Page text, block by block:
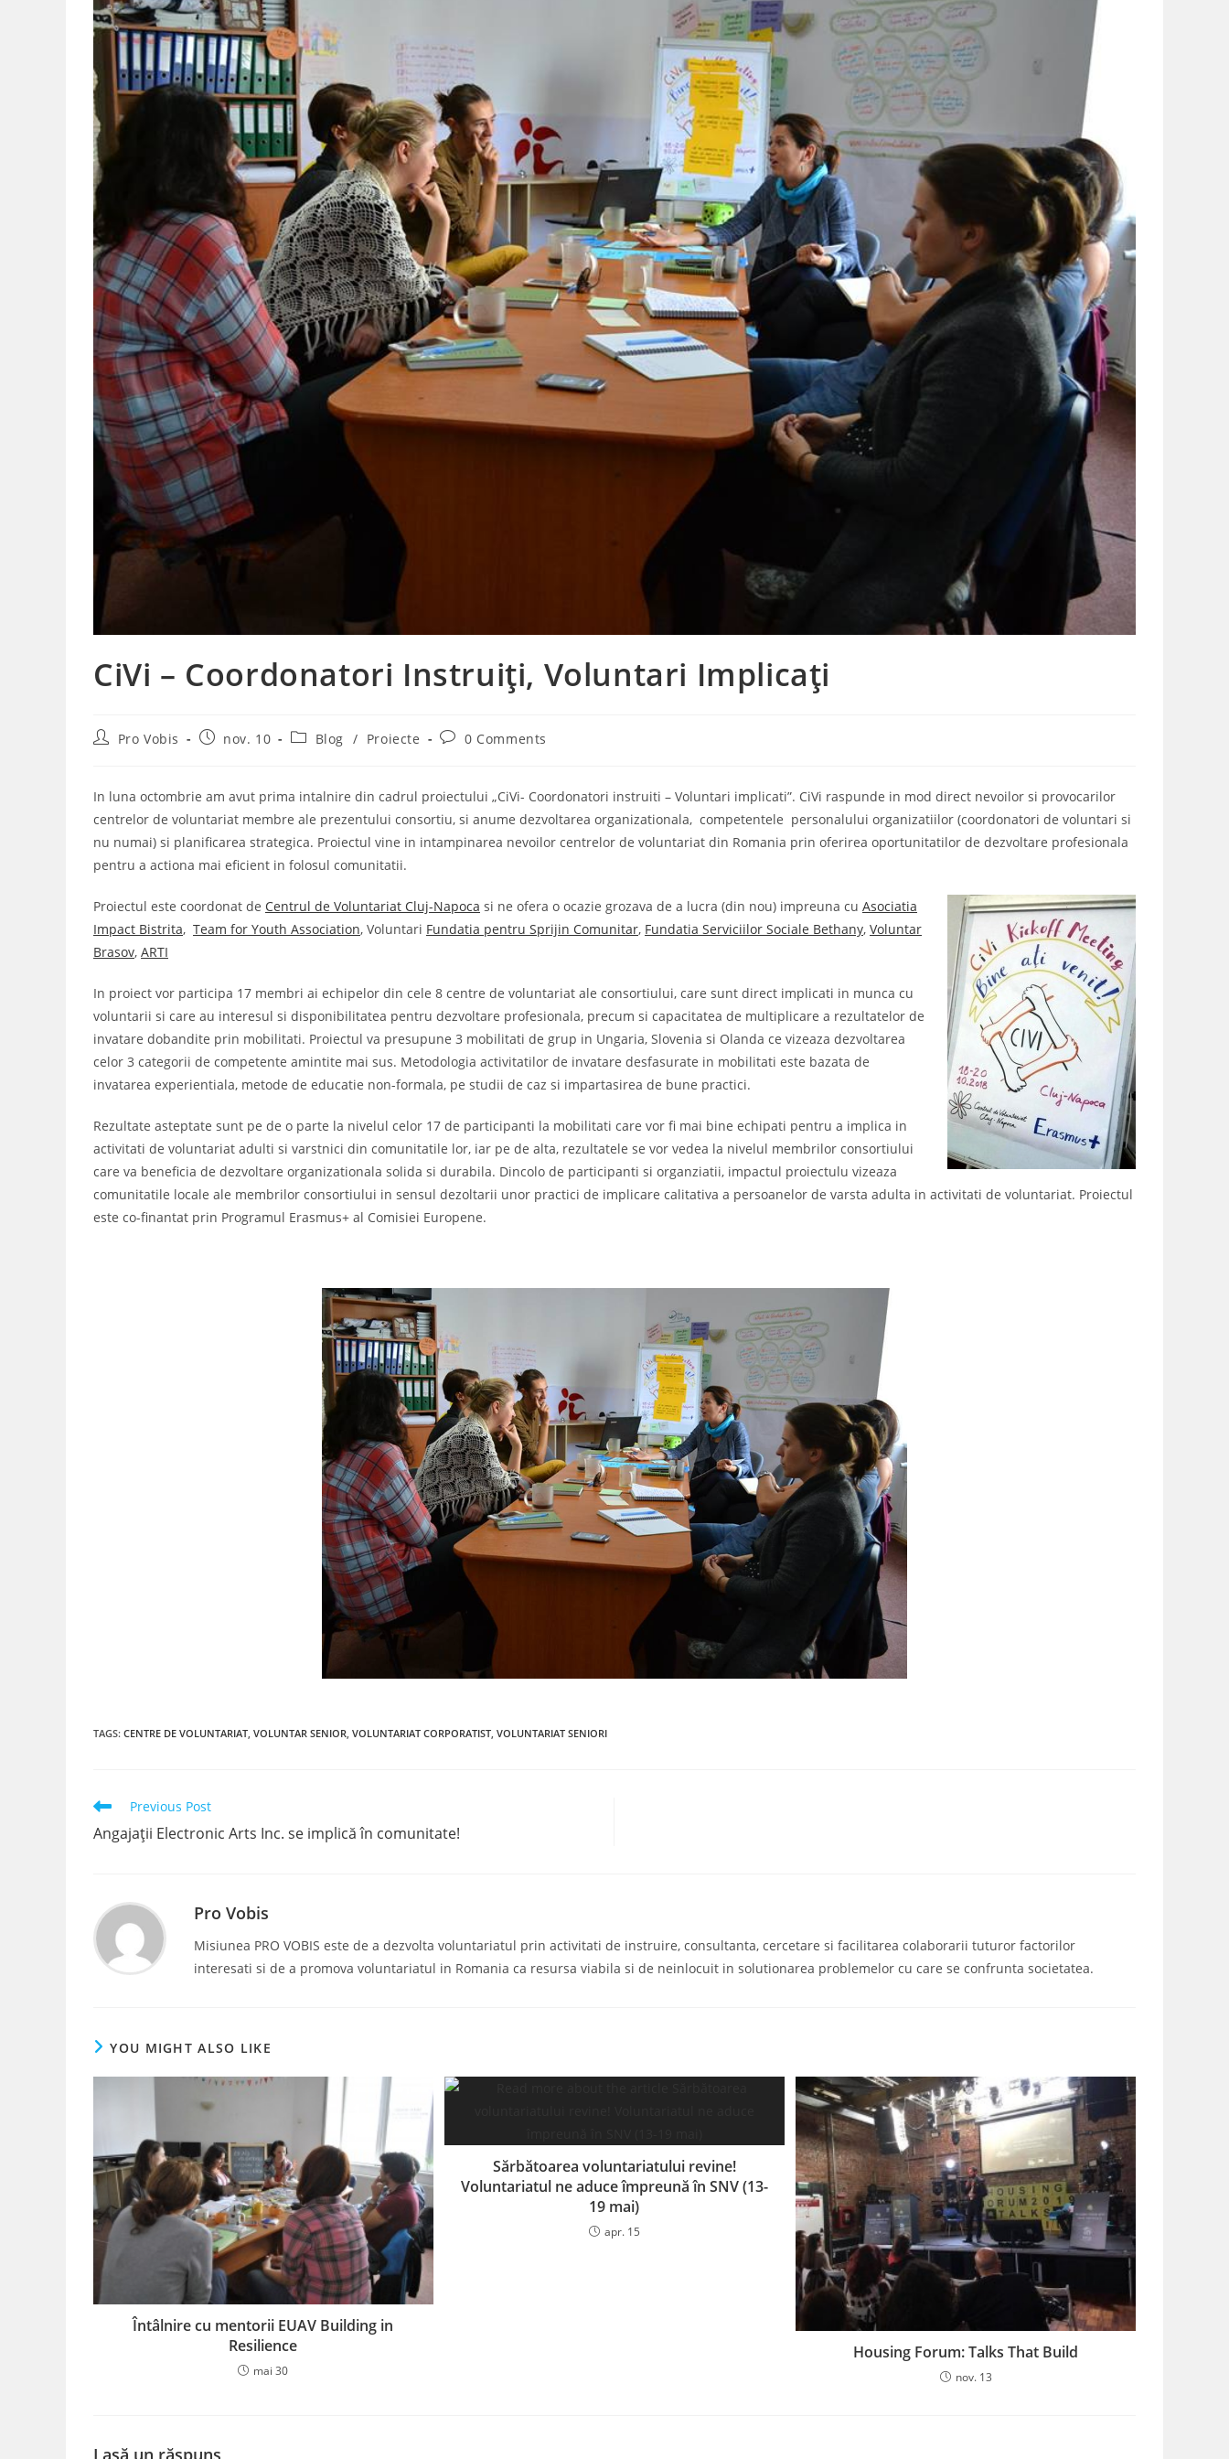
CiVi – Coordonatori Instruiți, Voluntari Implicați
PostPro Vobis
Postnov. 10
PostBlog / Proiecte
Post0 Comments
In luna octombrie am avut prima intalnire din cadrul proiectului „CiVi- Coordonatori instruiti – Voluntari implicati”. CiVi raspunde in mod direct nevoilor si provocarilor
centrelor de voluntariat membre ale prezentului consortiu, si anume dezvoltarea organizationala, competentele personalului organizatiilor (coordonatori de voluntari si
nu numai) si planificarea strategica. Proiectul vine in intampinarea nevoilor centrelor de voluntariat din Romania prin oferirea oportunitatilor de dezvoltare profesionala
pentru a actiona mai eficient in folosul comunitatii.
Proiectul este coordonat de Centrul de Voluntariat Cluj-Napoca si ne ofera o ocazie grozava de a lucra (din nou) impreuna cu Asociatia
Impact Bistrita, Team for Youth Association, Voluntari Fundatia pentru Sprijin Comunitar, Fundatia Serviciilor Sociale Bethany, Voluntar
Brasov, ARTI
In proiect vor participa 17 membri ai echipelor din cele 8 centre de voluntariat ale consortiului, care sunt direct implicati in munca cu
voluntarii si care au interesul si disponibilitatea pentru dezvoltare profesionala, precum si capacitatea de multiplicare a rezultatelor de
invatare dobandite prin mobilitati. Proiectul va presupune 3 mobilitati de grup in Ungaria, Slovenia si Olanda ce vizeaza dezvoltarea
celor 3 categorii de competente amintite mai sus. Metodologia activitatilor de invatare desfasurate in mobilitati este bazata de
invatarea experientiala, metode de educatie non-formala, pe studii de caz si impartasirea de bune practici.
Rezultate asteptate sunt pe de o parte la nivelul celor 17 de participanti la mobilitati care vor fi mai bine echipati pentru a implica in
activitati de voluntariat adulti si varstnici din comunitatile lor, iar pe de alta, rezultatele se vor vedea la nivelul membrilor consortiului
care va beneficia de dezvoltare organizationala solida si durabila. Dincolo de participanti si organziatii, impactul proiectulu vizeaza
comunitatile locale ale membrilor consortiului in sensul dezoltarii unor practici de implicare calitativa a persoanelor de varsta adulta in activitati de voluntariat. Proiectul
este co-finantat prin Programul Erasmus+ al Comisiei Europene.
TAGS: CENTRE DE VOLUNTARIAT VOLUNTAR SENIOR VOLUNTARIAT CORPORATIST VOLUNTARIAT SENIORI
Read
articles
Previous Post
Angajații Electronic Arts Inc. se implică în comunitate!
Pro Vobis
Misiunea PRO VOBIS este de a dezvolta voluntariatul prin activitati de instruire, consultanta, cercetare si facilitarea colaborarii tuturor factorilor
interesati si de a promova voluntariatul in Romania ca resursa viabila si de neinlocuit in solutionarea problemelor cu care se confrunta societatea.
YOU MIGHT ALSO LIKE
Întâlnire cu mentorii EUAV Building in
Resilience
mai 30
Sărbătoarea voluntariatului revine!
Voluntariatul ne aduce împreună în SNV (13-
19 mai)
apr. 15
Housing Forum: Talks That Build
nov. 13